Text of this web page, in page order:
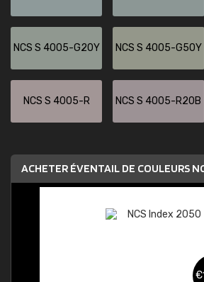
NCS S 4005-G20Y NCS S 4005-G50Y
NCS S 4005-R NCS S 4005-R20B
ACHETER ÉVENTAIL DE COULEURS